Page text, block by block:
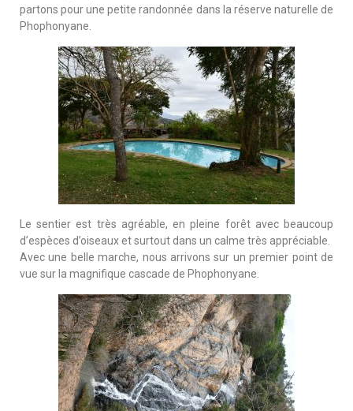
partons pour une petite randonnée dans la réserve naturelle de
Phophonyane.
Le sentier est très agréable, en pleine forêt avec beaucoup
d’espèces d’oiseaux et surtout dans un calme très appréciable.
Avec une belle marche, nous arrivons sur un premier point de
vue sur la magnifique cascade de Phophonyane.